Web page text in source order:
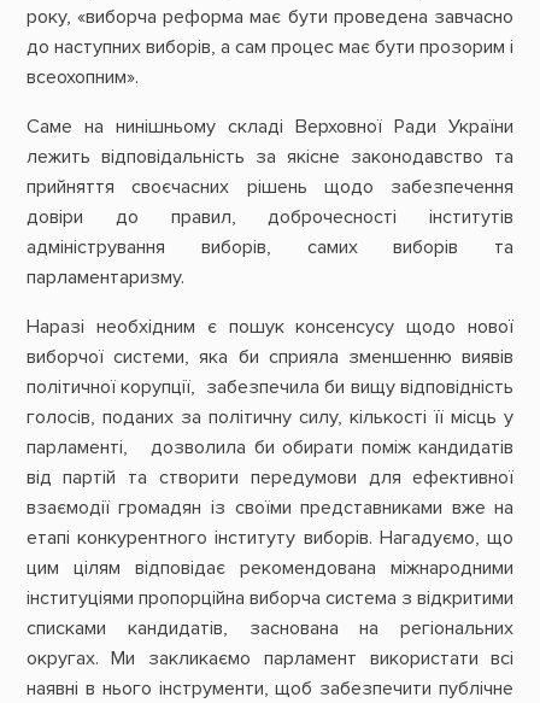
року, «виборча реформа має бути проведена завчасно
до наступних виборів, а сам процес має бути прозорим і
всеохопним».
Саме на нинішньому складі Верховної Ради України
лежить відповідальність за якісне законодавство та
прийняття своєчасних рішень щодо забезпечення
довіри до правил, доброчесності інститутів
адміністрування виборів, самих виборів та
парламентаризму.
Наразі необхідним є пошук консенсусу щодо нової
виборчої системи, яка би сприяла зменшенню виявів
політичної корупції, забезпечила би вищу відповідність
голосів, поданих за політичну силу, кількості її місць у
парламенті, дозволила би обирати поміж кандидатів
від партій та створити передумови для ефективної
взаємодії громадян із своїми представниками вже на
етапі конкурентного інституту виборів. Нагадуємо, що
цим цілям відповідає рекомендована міжнародними
інституціями пропорційна виборча система з відкритими
списками кандидатів, заснована на регіональних
округах. Ми закликаємо парламент використати всі
наявні в нього інструменти, щоб забезпечити публічне